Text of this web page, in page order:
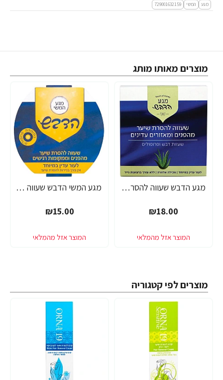
מגע
המשי 729001632159
מוצרים מאותו מותג
מגע הדבש שעווה להסרת שיער מהפנים ומאזורים עדינים דבש ופרופוליס 80 גרם
₪18.00
מגע המשי הדבש שעווה להסרת שיער מהפנים וממקומות רגישים 80 גרם
₪15.00
מוצרים לפי קטגוריה